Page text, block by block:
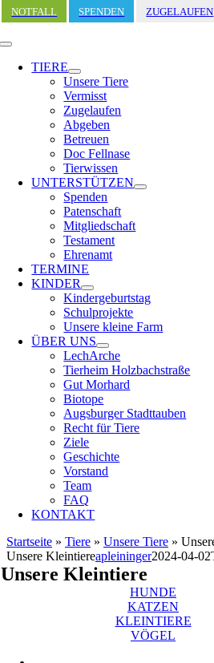
Zum
Inhalt
springen
NOTFALL SPENDEN ZUGELAUFEN
Toggle
Navigation
TIERE
Unsere Tiere
Vermisst
Zugelaufen
Abgeben
Betreuen
Doc Fellnase
Tierwissen
UNTERSTÜTZEN
Spenden
Patenschaft
Mitgliedschaft
Testament
Ehrenamt
TERMINE
KINDER
Kindergeburtstag
Schulprojekte
Unsere kleine Farm
ÜBER UNS
LechArche
Tierheim Holzbachstraße
Gut Morhard
Biotope
Augsburger Stadttauben
Recht für Tiere
Ziele
Geschichte
Vorstand
Team
FAQ
KONTAKT
Startseite » Tiere » Unsere Tiere »
Unsere Kleintiereapleininger2024-04-
Unsere Kleintiere
HUNDE
KATZEN
KLEINTIERE
VÖGEL